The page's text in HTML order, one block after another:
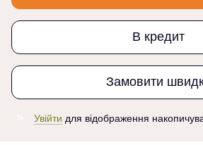
В кредит
Замовити
Увійти для відображення